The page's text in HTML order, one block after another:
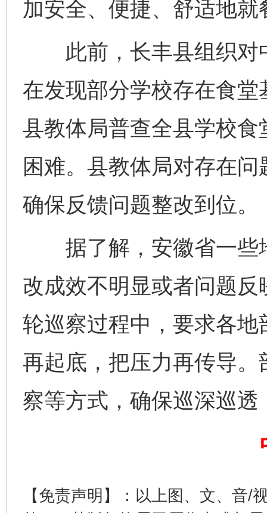
加安全、便捷、舒适地就
此前，长丰县组织对
在发现部分学校存在食
县教体局普查全县学校
困难。县教体局对存在
确保反馈问题整改到位。
据了解，安徽省一些
改成效不明显或者问题
轮巡察过程中，要求各地
再起底，把压力再传导
察等方式，确保巡深巡
【免责声明】：以上图、文、音/
完善运行机制助力责任有效落实